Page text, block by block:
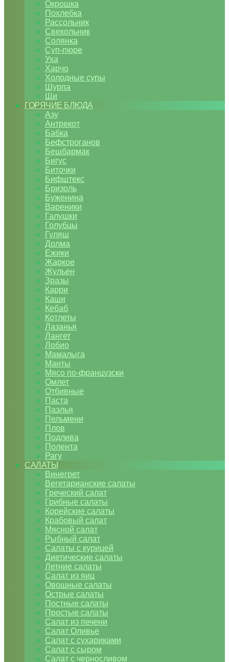
Окрошка
Похлебка
Рассольник
Свекольник
Солянка
Суп-пюре
Уха
Харчо
Холодные супы
Шурпа
Щи
ГОРЯЧИЕ БЛЮДА
Азу
Антрекот
Бабка
Бефстроганов
Бешбармак
Бигус
Биточки
Бифштекс
Бризоль
Буженина
Вареники
Галушки
Голубцы
Гуляш
Долма
Ежики
Жаркое
Жульен
Зразы
Карри
Каши
Кебаб
Котлеты
Лазанья
Лангет
Лобио
Мамалыга
Манты
Мясо по-французски
Омлет
Отбивные
Паста
Паэлья
Пельмени
Плов
Подлива
Полента
Рагу
САЛАТЫ
Винегрет
Вегетарианские салаты
Греческий салат
Грибные салаты
Корейские салаты
Крабовый салат
Мясной салат
Рыбный салат
Салаты с курицей
Диетические салаты
Летние салаты
Салат из яиц
Овощные салаты
Острые салаты
Постные салаты
Простые салаты
Салат из печени
Салат Оливье
Салат с сухариками
Салат с сыром
Салат с черносливом